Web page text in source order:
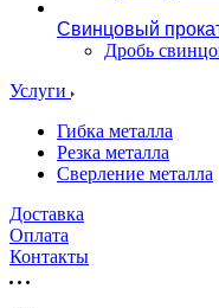
Свинцовый
Дробь
Услуги
Гибка металла
Резка металла
Сверление металла
Доставка
Оплата
Контакты